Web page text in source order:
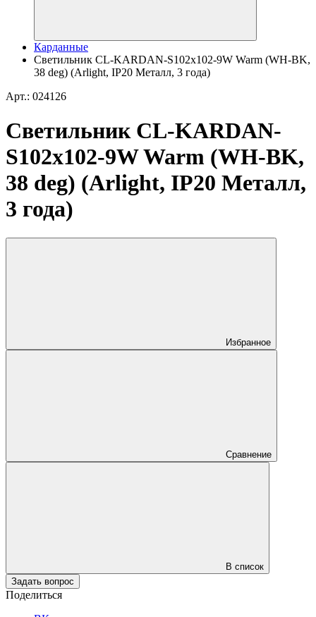
Карданные
Светильник CL-KARDAN-S102x102-9W Warm (WH-BK,
38 deg) (Arlight, IP20 Металл, 3 года)
Арт.: 024126
Светильник CL-KARDAN-
S102x102-9W Warm (WH-BK,
38 deg) (Arlight, IP20 Металл,
3 года)
Избранное
Сравнение
В список
Задать вопрос
Поделиться